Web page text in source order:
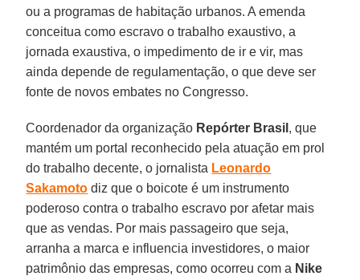
ou a programas de habitação urbanos. A emenda
conceitua como escravo o trabalho exaustivo, a
jornada exaustiva, o impedimento de ir e vir, mas
ainda depende de regulamentação, o que deve ser
fonte de novos embates no Congresso.
Coordenador da organização Repórter Brasil , que
mantém um portal reconhecido pela atuação em prol
do trabalho decente, o jornalista Leonardo
Sakamoto diz que o boicote é um instrumento
poderoso contra o trabalho escravo por afetar mais
que as vendas. Por mais passageiro que seja,
arranha a marca e influencia investidores, o maior
patrimônio das empresas, como ocorreu com a Nike